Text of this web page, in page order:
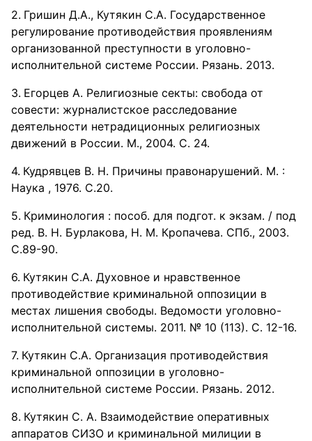
Гришин Д.А., Кутякин С.А. Государственное
регулирование противодействия проявлениям
организованной преступности в уголовно-
исполнительной системе России. Рязань. 2013.
Егорцев А. Религиозные секты: свобода от
совести: журналистское расследование
деятельности нетрадиционных религиозных
движений в России. М., 2004. С. 24.
Кудрявцев В. Н. Причины правонарушений. М. :
Наука , 1976. С.20.
Криминология : пособ. для подгот. к экзам. / под
ред. В. Н. Бурлакова, Н. М. Кропачева. СПб., 2003.
С.89-90.
Кутякин С.А. Духовное и нравственное
противодействие криминальной оппозиции в
местах лишения свободы. Ведомости уголовно-
исполнительной системы. 2011. № 10 (113). С. 12-16.
Кутякин С.А. Организация противодействия
криминальной оппозиции в уголовно-
исполнительной системе России. Рязань. 2012.
Кутякин С. А. Взаимодействие оперативных
аппаратов СИЗО и криминальной милиции в